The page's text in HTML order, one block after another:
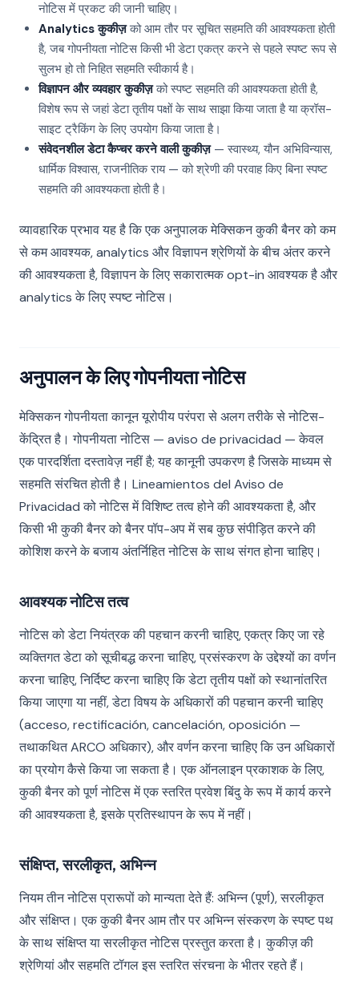
नोटिस में प्रकट की जानी चाहिए।
Analytics कुकीज़को आम तौर पर सूचित सहमति की आवश्यकता होती
है, जब गोपनीयता नोटिस किसी भी डेटा एकत्र करने से पहले स्पष्ट रूप से
सुलभ हो तो निहित सहमति स्वीकार्य है।
विज्ञापन और व्यवहार कुकीज़को स्पष्ट सहमति की आवश्यकता होती है,
विशेष रूप से जहां डेटा तृतीय पक्षों के साथ साझा किया जाता है या क्रॉस-
साइट ट्रैकिंग के लिए उपयोग किया जाता है।
संवेदनशील डेटा कैप्चर करने वाली कुकीज़— स्वास्थ्य, यौन अभिविन्यास,
धार्मिक विश्वास, राजनीतिक राय — को श्रेणी की परवाह किए बिना स्पष्ट
सहमति की आवश्यकता होती है।
व्यावहारिक प्रभाव यह है कि एक अनुपालक मेक्सिकन कुकी बैनर को कम
से कम आवश्यक, analytics और विज्ञापन श्रेणियों के बीच अंतर करने
की आवश्यकता है, विज्ञापन के लिए सकारात्मक opt-in आवश्यक है और
analytics के लिए स्पष्ट नोटिस।
अनुपालन के लिए गोपनीयता नोटिस
मेक्सिकन गोपनीयता कानून यूरोपीय परंपरा से अलग तरीके से नोटिस-
केंद्रित है। गोपनीयता नोटिस — aviso de privacidad — केवल
एक पारदर्शिता दस्तावेज़ नहीं है; यह कानूनी उपकरण है जिसके माध्यम से
सहमति संरचित होती है। Lineamientos del Aviso de
Privacidad को नोटिस में विशिष्ट तत्व होने की आवश्यकता है, और
किसी भी कुकी बैनर को बैनर पॉप-अप में सब कुछ संपीड़ित करने की
कोशिश करने के बजाय अंतर्निहित नोटिस के साथ संगत होना चाहिए।
आवश्यक नोटिस तत्व
नोटिस को डेटा नियंत्रक की पहचान करनी चाहिए, एकत्र किए जा रहे
व्यक्तिगत डेटा को सूचीबद्ध करना चाहिए, प्रसंस्करण के उद्देश्यों का वर्णन
करना चाहिए, निर्दिष्ट करना चाहिए कि डेटा तृतीय पक्षों को स्थानांतरित
किया जाएगा या नहीं, डेटा विषय के अधिकारों की पहचान करनी चाहिए
(acceso, rectificación, cancelación, oposición —
तथाकथित ARCO अधिकार), और वर्णन करना चाहिए कि उन अधिकारों
का प्रयोग कैसे किया जा सकता है। एक ऑनलाइन प्रकाशक के लिए,
कुकी बैनर को पूर्ण नोटिस में एक स्तरित प्रवेश बिंदु के रूप में कार्य करने
की आवश्यकता है, इसके प्रतिस्थापन के रूप में नहीं।
संक्षिप्त, सरलीकृत, अभिन्न
नियम तीन नोटिस प्रारूपों को मान्यता देते हैं: अभिन्न (पूर्ण), सरलीकृत
और संक्षिप्त। एक कुकी बैनर आम तौर पर अभिन्न संस्करण के स्पष्ट पथ
के साथ संक्षिप्त या सरलीकृत नोटिस प्रस्तुत करता है। कुकीज़ की
श्रेणियां और सहमति टॉगल इस स्तरित संरचना के भीतर रहते हैं।